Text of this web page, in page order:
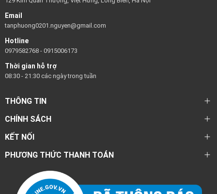
Email
tanphuong0201.nguyen@gmail.com
Hotline
0979582768 - 0915006173
Thời gian hỗ trợ
08:30 - 21:30 các ngày trong tuần
THÔNG TIN
CHÍNH SÁCH
KẾT NỐI
PHƯƠNG THỨC THANH TOÁN